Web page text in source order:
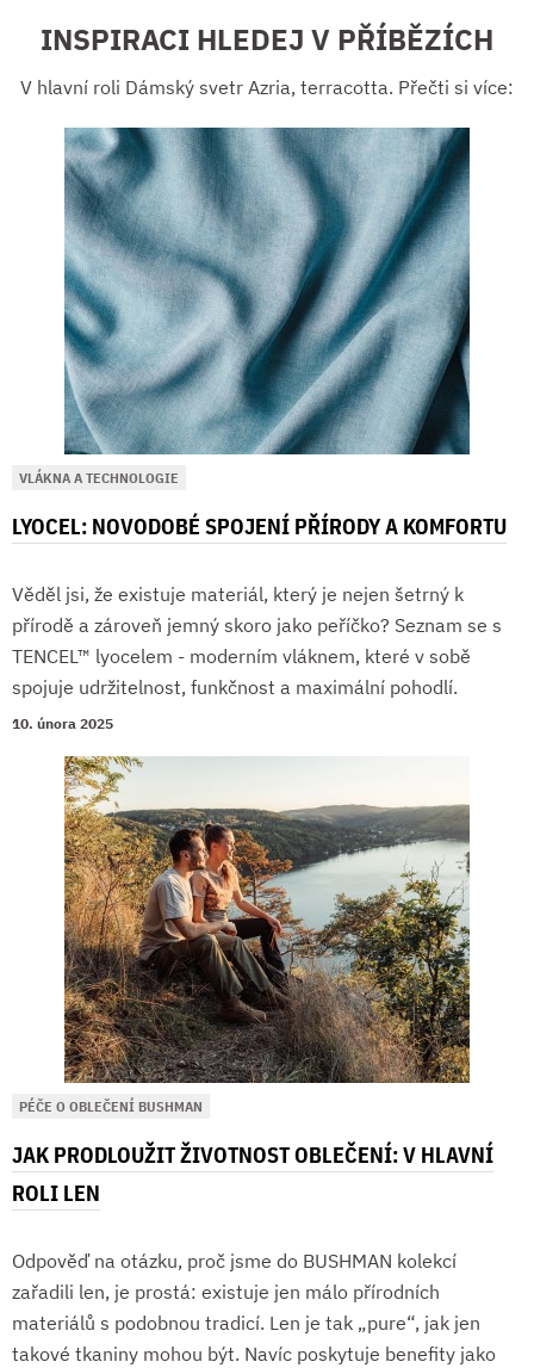
INSPIRACI HLEDEJ V PŘÍBĚZÍCH
V hlavní roli Dámský svetr Azria, terracotta. Přečti si více:
VLÁKNA A TECHNOLOGIE
LYOCEL: NOVODOBÉ SPOJENÍ PŘÍRODY A KOMFORTU
Věděl jsi, že existuje materiál, který je nejen šetrný k
přírodě a zároveň jemný skoro jako peříčko? Seznam se s
TENCEL™ lyocelem - moderním vláknem, které v sobě
spojuje udržitelnost, funkčnost a maximální pohodlí.
10. února 2025
PÉČE O OBLEČENÍ BUSHMAN
JAK PRODLOUŽIT ŽIVOTNOST OBLEČENÍ: V HLAVNÍ
ROLI LEN
Odpověď na otázku, proč jsme do BUSHMAN kolekcí
zařadili len, je prostá: existuje jen málo přírodních
materiálů s podobnou tradicí. Len je tak „pure“, jak jen
takové tkaniny mohou být. Navíc poskytuje benefity jako